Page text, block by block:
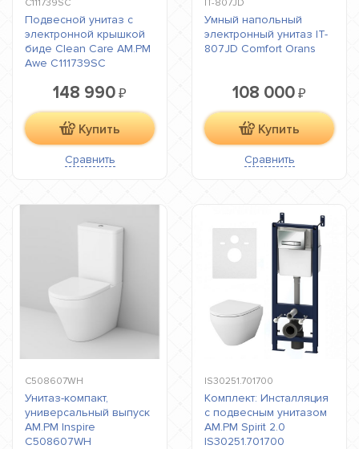
C111739SC
Подвесной унитаз с
электронной крышкой
биде Clean Care AM.PM
Awe C111739SC
148 990 ₽
Купить
Сравнить
IT-807JD
Умный напольный
электронный унитаз IT-
807JD Comfort Orans
108 000 ₽
Купить
Сравнить
C508607WH
Унитаз-компакт,
универсальный выпуск
AM.PM Inspire
C508607WH
IS30251.701700
Комплект: Инсталляция
с подвесным унитазом
AM.PM Spirit 2.0
IS30251.701700